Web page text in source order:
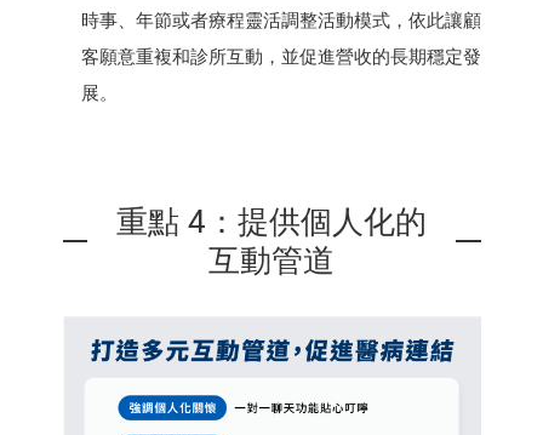
時事、年節或者療程靈活調整活動模式，依此讓顧
客願意重複和診所互動，並促進營收的長期穩定發
展。
重點 4：提供個人化的
互動管道